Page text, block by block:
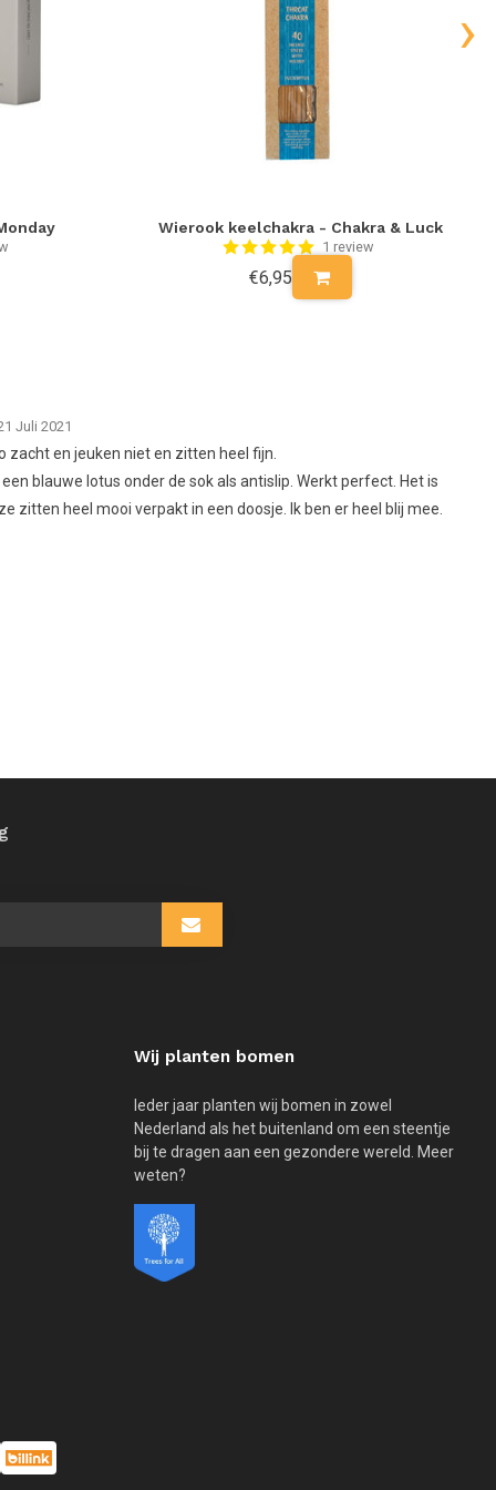
Wierook keelchakra - Chakra & Luck
1 review
€6,95
›
Juli 2021
zacht en jeuken niet en zitten heel fijn.
blauwe lotus onder de sok als antislip. Werkt perfect. Het is
zitten heel mooi verpakt in een doosje. Ik ben er heel blij mee.
Wij planten bomen
Ieder jaar planten wij bomen in zowel
Nederland als het buitenland om een steentje
bij te dragen aan een gezondere wereld. Meer
weten?